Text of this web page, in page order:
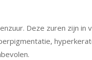
Deze zuren zijn in